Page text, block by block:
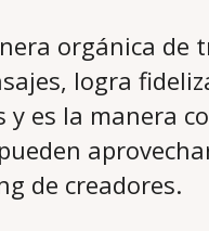
orgánica de
logra
y es la manera
de creadores.